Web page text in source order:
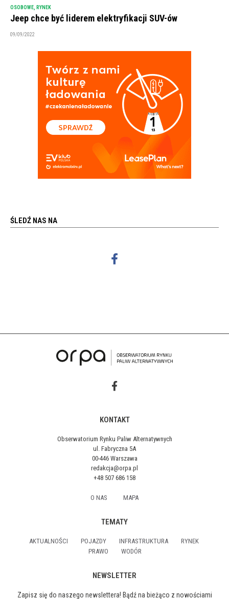
OSOBOWE RYNEK
Jeep chce być liderem elektryfikacji SUV-ów
09/09/2022
ŚLEDŹ NAS NA
KONTAKT
Obserwatorium Rynku Paliw Alternatywnych
ul. Fabryczna 5A
00-446 Warszawa
redakcja@orpa.pl
+48 507 686 158
O NAS MAPA
TEMATY
AKTUALNOŚCI POJAZDY INFRASTRUKTURA
RYNEK
PRAWO
WODÓR
NEWSLETTER
Zapisz się do naszego newslettera! Bądź na bieżąco z nowościami